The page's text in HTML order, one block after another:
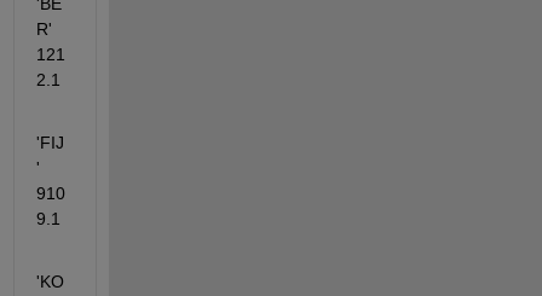
R'
121
2.1
'FIJ
'
910
9.1
'KO